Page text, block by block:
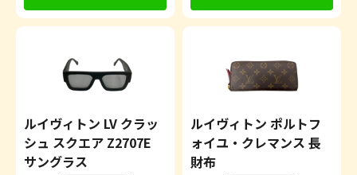
ルイヴィトン LV クラッ
シュ スクエア Z2707E
サングラス
ルイヴィトン ポルトフ
ォイユ・クレマンス 長
財布